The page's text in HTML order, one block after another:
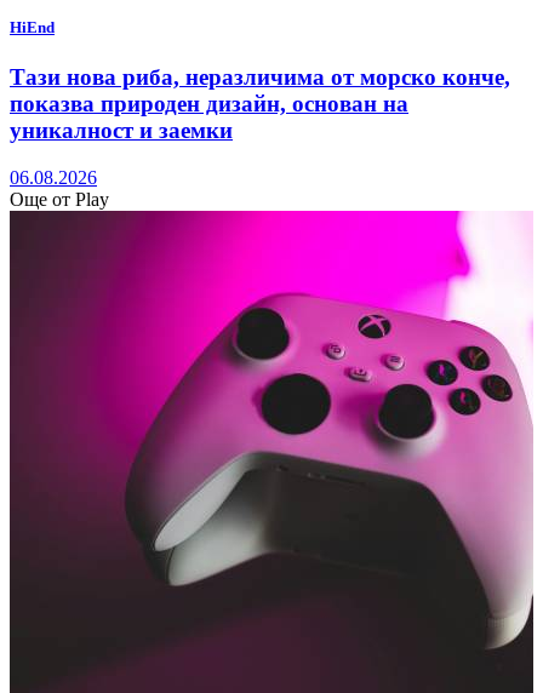
HiEnd
Тази нова риба, неразличима от морско конче,
показва природен дизайн, основан на
уникалност и заемки
06.08.2026
Още от Play